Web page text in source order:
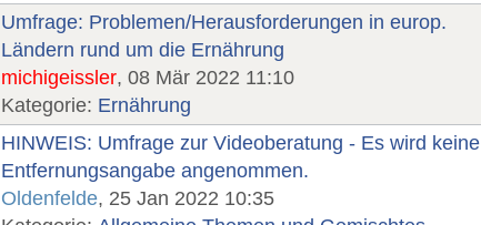
Umfrage: Problemen/Herausforderungen in europ.
Ländern rund um die Ernährung
michigeissler, 08 Mär 2022 11:10
Kategorie: Ernährung
HINWEIS: Umfrage zur Videoberatung - Es wird keine
Entfernungsangabe angenommen.
Oldenfelde, 25 Jan 2022 10:35